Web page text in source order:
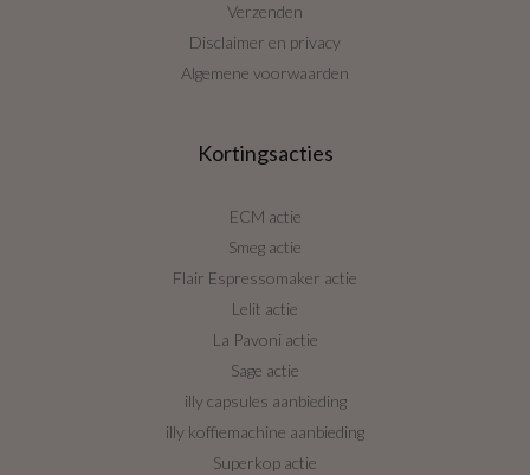
Verzenden
Disclaimer en privacy
Algemene voorwaarden
Kortingsacties
ECM actie
Smeg actie
Flair Espressomaker actie
Lelit actie
La Pavoni actie
Sage actie
illy capsules aanbieding
illy koffiemachine aanbieding
Superkop actie